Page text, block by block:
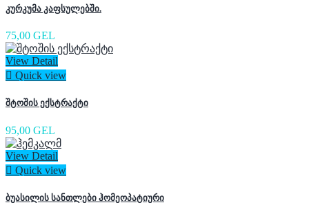
კურკუმა კაფსულებში.
75,00 GEL
View Detail
 Quick view
შტოშის ექსტრაქტი
95,00 GEL
View Detail
 Quick view
ბუასილის სანთლები ჰომეოპატიური